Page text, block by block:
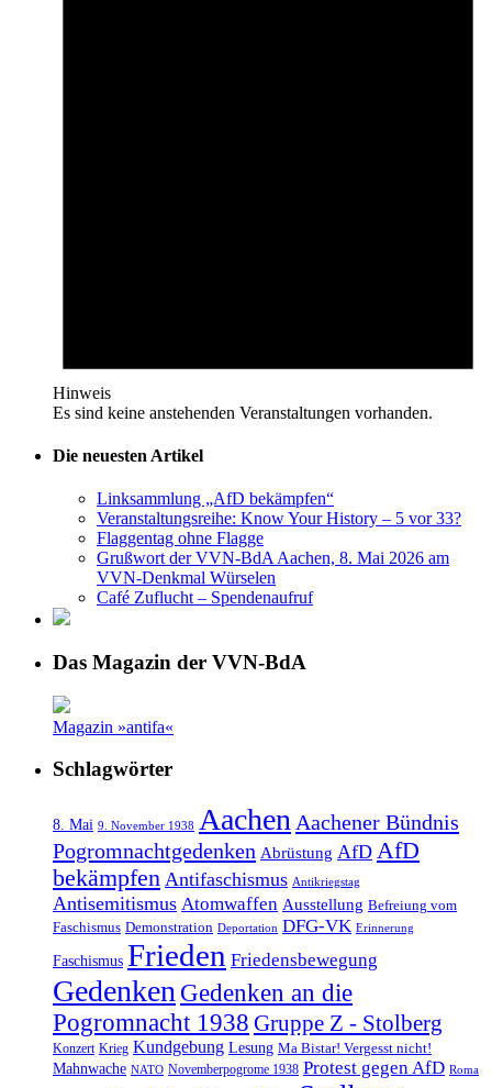
Hinweis
Es sind keine anstehenden Veranstaltungen vorhanden.
Die neuesten Artikel
Linksammlung „AfD bekämpfen“
Veranstaltungsreihe: Know Your History – 5 vor 33?
Flaggentag ohne Flagge
Grußwort der VVN-BdA Aachen, 8. Mai 2026 am
VVN-Denkmal Würselen
Café Zuflucht – Spendenaufruf
Das Magazin der VVN-BdA
Magazin »antifa«
Schlagwörter
8. Mai 9. November 1938 Aachen Aachener Bündnis
Pogromnachtgedenken Abrüstung AfD AfD
bekämpfen Antifaschismus Antikriegstag
Antisemitismus Atomwaffen Ausstellung Befreiung vom
Faschismus Demonstration Deportation DFG-VK Erinnerung
Faschismus Frieden Friedensbewegung
Gedenken Gedenken an die
Pogromnacht 1938 Gruppe Z - Stolberg
Konzert Krieg Kundgebung Lesung Ma Bistar! Vergesst nicht!
Mahnwache NATO Novemberpogrome 1938 Protest gegen AfD Roma